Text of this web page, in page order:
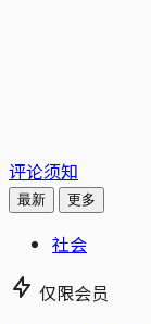
评论须知
最新 更多
社会
仅限会员